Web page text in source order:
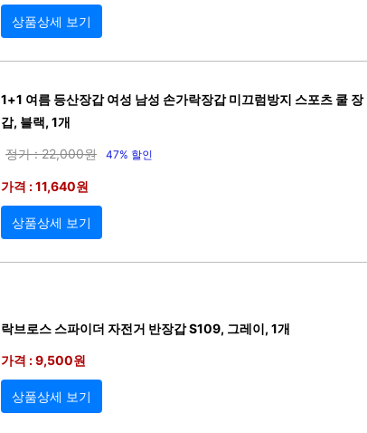
상품상세 보기
1+1 여름 등산장갑 여성 남성 손가락장갑 미끄럼방지 스포츠 쿨 장
갑, 블랙, 1개
정가 : 22,000원 47% 할인
가격 : 11,640원
상품상세 보기
락브로스 스파이더 자전거 반장갑 S109, 그레이, 1개
가격 : 9,500원
상품상세 보기